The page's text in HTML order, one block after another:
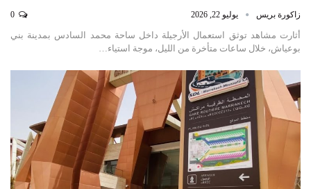
زاكورة بريس يوليو 22, 2026
أثارت مشاهد توثق استعمال الأرجيلة داخل ساحة محمد السادس بمدينة بني
بوعياش، خلال ساعات متأخرة من الليل، موجة استياء…